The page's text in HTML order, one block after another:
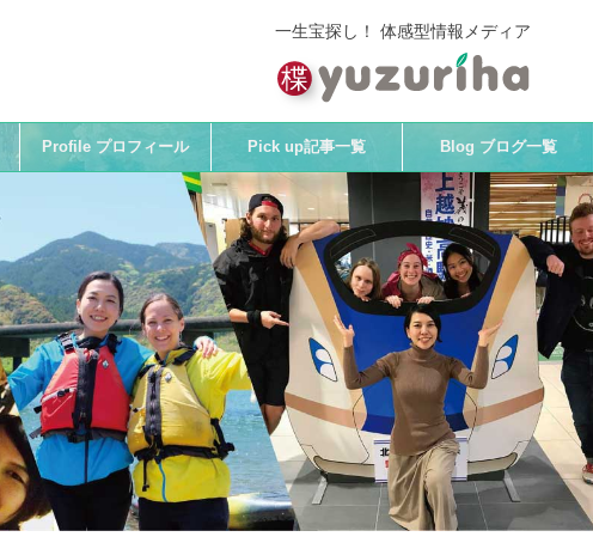
一生宝探し！ 体感型情報メディア
Profile プロフィール Pick up記事一覧 Blog ブログ一覧